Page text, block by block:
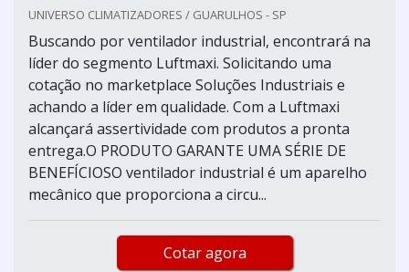
UNIVERSO CLIMATIZADORES / GUARULHOS - SP
Buscando por ventilador industrial, encontrará na
líder do segmento Luftmaxi. Solicitando uma
cotação no marketplace Soluções Industriais e
achando a líder em qualidade. Com a Luftmaxi
alcançará assertividade com produtos a pronta
entrega.O PRODUTO GARANTE UMA SÉRIE DE
BENEFÍCIOSO ventilador industrial é um aparelho
mecânico que proporciona a circu...
Cotar agora